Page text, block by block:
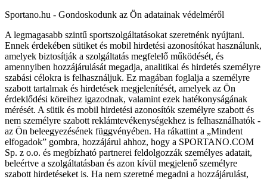
Sportano.hu - Gondoskodunk az Ön adatainak védelméről
A legmagasabb szintű sportszolgáltatásokat szeretnénk nyújtani.
Ennek érdekében sütiket és mobil hirdetési azonosítókat használunk,
amelyek biztosítják a szolgáltatás megfelelő működését, és
amennyiben hozzájárulását megadja, analitikai és hirdetés személyre
szabási célokra is felhasználjuk. Ez magában foglalja a személyre
szabott tartalmak és hirdetések megjelenítését, amelyek az Ön
érdeklődési köreihez igazodnak, valamint ezek hatékonyságának
mérését. A sütik és mobil hirdetési azonosítók személyre szabott és
nem személyre szabott reklámtevékenységekhez is felhasználhatók -
az Ön beleegyezésének függvényében. Ha rákattint a „Mindent
elfogadok” gombra, hozzájárul ahhoz, hogy a SPORTANO.COM
Sp. z o.o. és megbízható partnerei feldolgozzák személyes adatait,
beleértve a szolgáltatásban és azon kívül megjelenő személyre
szabott hirdetéseket is. Ha nem szeretné megadni a hozzájárulást,